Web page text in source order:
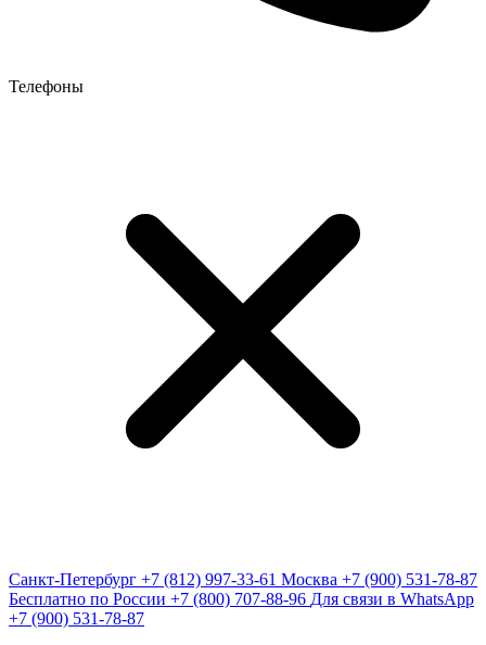
Телефоны
Санкт-Петербург +7 (812) 997-33-61 Москва +7 (900) 531-78-87
Бесплатно по России +7 (800) 707-88-96 Для связи в WhatsApp
+7 (900) 531-78-87